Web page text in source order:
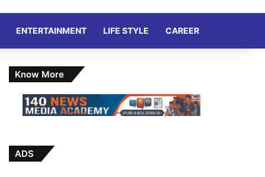
ENTERTAINMENT LIFE STYLE CAREER
Know More
ADS